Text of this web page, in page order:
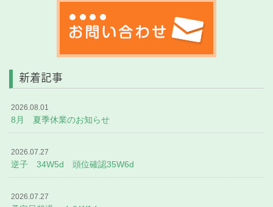
新着記事
2026.08.01
8月 夏季休業のお知らせ
2026.07.27
逆子 34W5d 頭位確認35W6d
2026.07.27